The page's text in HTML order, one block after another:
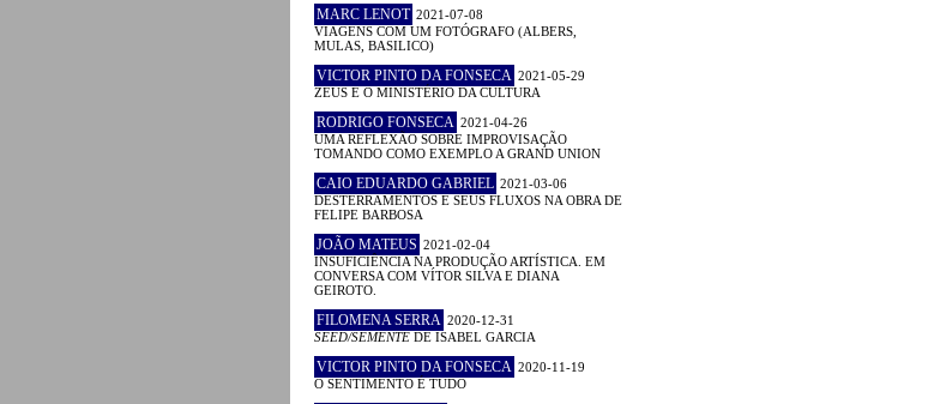
MARC LENOT 2021-07-08
VIAGENS COM UM FOTÓGRAFO (ALBERS,
MULAS, BASILICO)
VICTOR PINTO DA FONSECA 2021-05-29
ZEUS E O MINISTÉRIO DA CULTURA
RODRIGO FONSECA 2021-04-26
UMA REFLEXÃO SOBRE IMPROVISAÇÃO
TOMANDO COMO EXEMPLO A GRAND UNION
CAIO EDUARDO GABRIEL 2021-03-06
DESTERRAMENTOS E SEUS FLUXOS NA OBRA DE
FELIPE BARBOSA
JOÃO MATEUS 2021-02-04
INSUFICIÊNCIA NA PRODUÇÃO ARTÍSTICA. EM
CONVERSA COM VÍTOR SILVA E DIANA
GEIROTO.
FILOMENA SERRA 2020-12-31
SEED/SEMENTE DE ISABEL GARCIA
VICTOR PINTO DA FONSECA 2020-11-19
O SENTIMENTO É TUDO